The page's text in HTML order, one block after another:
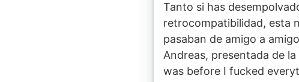
Tanto si has
retrocompatibilidad, esta
pasaban de amigo a
Andreas, presentada de
was before I fucked